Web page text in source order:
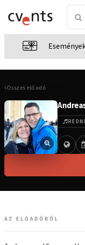
Összes előadó
AZ ELŐADÓRÓL